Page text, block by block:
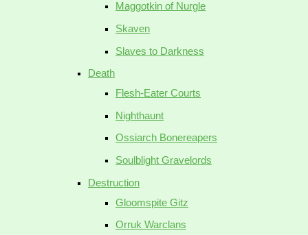
Maggotkin of Nurgle
Skaven
Slaves to Darkness
Death
Flesh-Eater Courts
Nighthaunt
Ossiarch Bonereapers
Soulblight Gravelords
Destruction
Gloomspite Gitz
Orruk Warclans